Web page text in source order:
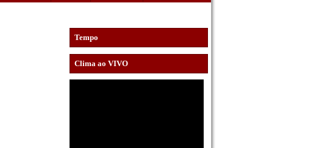
Tempo
Clima ao VIVO